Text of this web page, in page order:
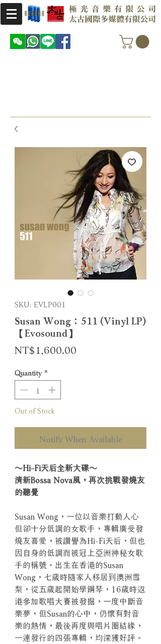
SKU: EVLP001
Susan Wong：511 (Vinyl LP)
【Evosound】
NT$1,600.00
Quantity *
Out of Stock
Notify When Available
～Hi-Fi天后全新大碟～
清新Bossa Nova風，再次挑戰發燒友
的聽覺
Susan Wong，一位以音樂打動人心
但卻十分低調的女歌手，專輯廣受發
燒友喜愛，被讚譽為Hi-Fi天后，但也
因自身的低調而被冠上亞洲神秘女歌
手的稱號。出生在香港的Susan
Wong，七歲時隨家人移居到澳洲雪
梨，從五歲起開始學鋼琴，16歲時返
港參加歌唱大賽被發掘，一度中斷音
樂夢，但Susan的心中，仍懷有對音
樂的熱情，最後再度與唱片圈結緣，
一連發行的四張專輯，均深獲好評。